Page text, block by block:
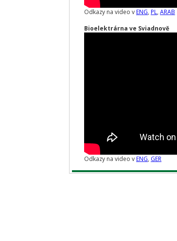
Odkazy na video vENG, PL, ARAB
Bioelektrárna ve Sviadnově
Odkazy na video vENG, GER